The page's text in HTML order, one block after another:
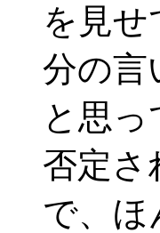
を見
分の言
と思
否定さ
で、ほ